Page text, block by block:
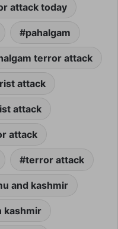
attack today
pahalgam
terror attack
attack
attack
attack
terror attack
and kashmir
kashmir